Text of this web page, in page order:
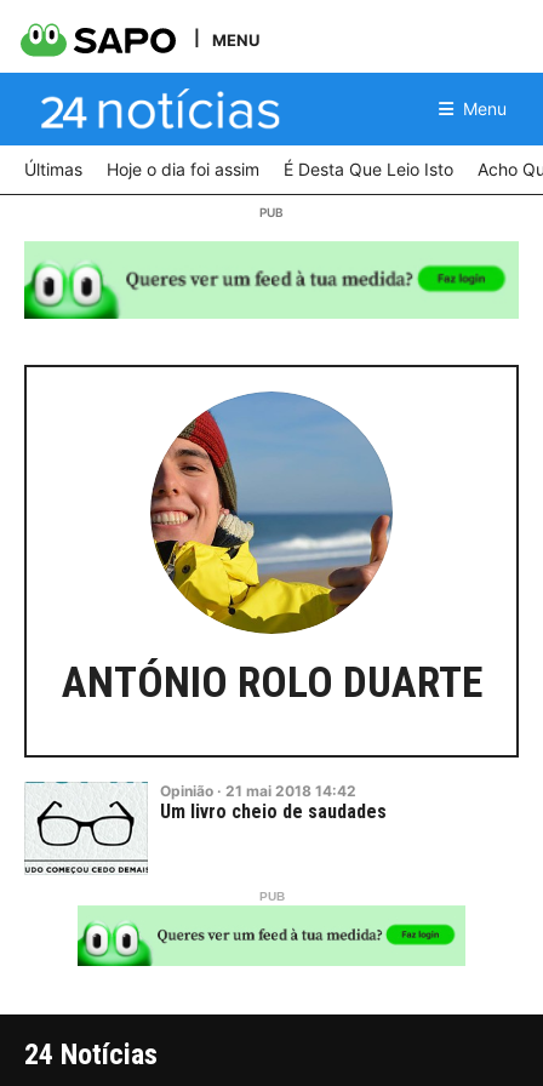
MENU
Menu
Últimas Hoje o dia foi assim É Desta Que Leio Isto Acho
ANTÓNIO ROLO DUARTE
Opinião · 21 mai 2018 14:42
Um livro cheio de saudades
24 Notícias